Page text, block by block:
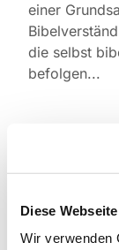
Diese
Wir verwenden
einer
die selbst
befolgen...